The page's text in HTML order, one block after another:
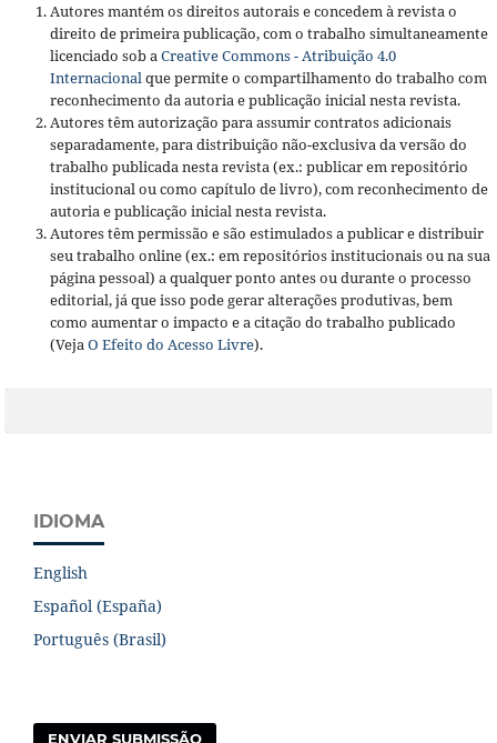
Autores mantém os direitos autorais e concedem à revista o
direito de primeira publicação, com o trabalho simultaneamente
licenciado sob aCreative Commons - Atribuição 4.0
Internacionalque permite o compartilhamento do trabalho com
reconhecimento da autoria e publicação inicial nesta revista.
Autores têm autorização para assumir contratos adicionais
separadamente, para distribuição não-exclusiva da versão do
trabalho publicada nesta revista (ex.: publicar em repositório
institucional ou como capítulo de livro), com reconhecimento de
autoria e publicação inicial nesta revista.
Autores têm permissão e são estimulados a publicar e distribuir
seu trabalho online (ex.: em repositórios institucionais ou na sua
página pessoal) a qualquer ponto antes ou durante o processo
editorial, já que isso pode gerar alterações produtivas, bem
como aumentar o impacto e a citação do trabalho publicado
(VejaO Efeito do Acesso Livre).
IDIOMA
English
Español (España)
Português (Brasil)
ENVIAR SUBMISSÃO